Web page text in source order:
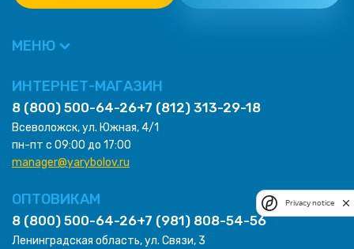
МЕНЮ
ИНТЕРНЕТ-МАГАЗИН
8 (800) 500-64-26+7 (812) 313-29-18
Всеволожск, ул. Южная, 4/1
пн-пт с 09:00 до 17:00
manager@yarybolov.ru
ОПТОВИКАМ
8 (800) 500-64-26+7 (981) 808-54-56
Ленинградская область, ул. Связи, 3
Privacy notice